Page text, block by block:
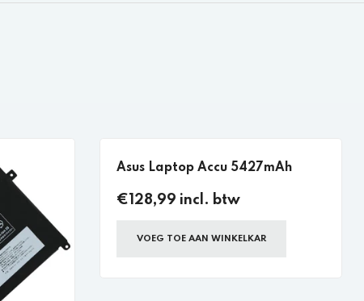
Asus Laptop Accu 5427mAh
€128,99 incl. btw
VOEG TOE AAN WINKELKAR